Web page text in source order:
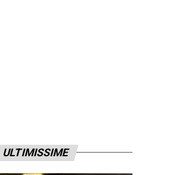
ULTIMISSIME